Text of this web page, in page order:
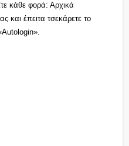
κάθε φορά: Αρχικά
και έπειτα τσεκάρετε το